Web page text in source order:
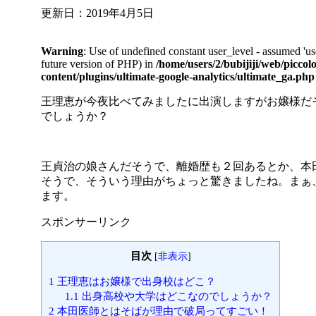
更新日： 2019年4月5日
Warning: Use of undefined constant user_level - assumed
future version of PHP) in /home/users/2/bubijiji/web/
content/plugins/ultimate-google-analytics/ultimate_ga.php
王理恵が今夜比べてみましたに出演しますがお嬢様
でしょうか？
王貞治の娘さんだそうで、離婚歴も２回あるとか、本
そうで、そういう理由がちょっと驚きましたね。ま
ます。
スポンサーリンク
目次 [非表示]
1 王理恵はお嬢様で出身校はどこ？
1.1 出身高校や大学はどこなのでしょうか？
2 本田医師とはそばが理由で破局ってすごい！